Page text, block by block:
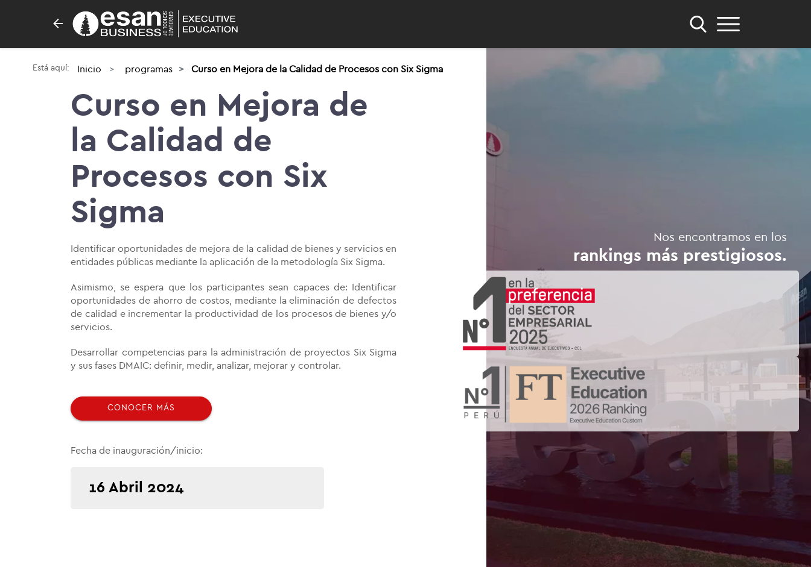
Está aquí: Inicio programas Curso en Mejora de la Calidad de Procesos con Six Sigma
Curso en Mejora de
la Calidad de
Procesos con Six
Sigma
Identificar oportunidades de mejora de la calidad de bienes y servicios en
entidades públicas mediante la aplicación de la metodología Six Sigma.
Asimismo, se espera que los participantes sean capaces de: Identificar
oportunidades de ahorro de costos, mediante la eliminación de defectos
de calidad e incrementar la productividad de los procesos de bienes y/o
servicios.
Desarrollar competencias para la administración de proyectos Six Sigma
y sus fases DMAIC: definir, medir, analizar, mejorar y controlar.
CONOCER MÁS
Fecha de inauguración/inicio:
16 Abril 2024
Nos encontramos en los
rankings más prestigiosos.